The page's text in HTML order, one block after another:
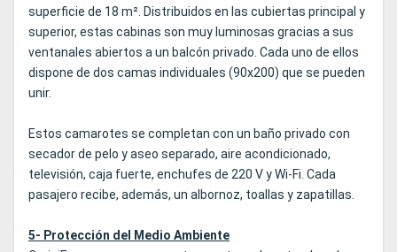
superficie de 18 m². Distribuidos en las cubiertas principal y
superior, estas cabinas son muy luminosas gracias a sus
ventanales abiertos a un balcón privado. Cada uno de ellos
dispone de dos camas individuales (90x200) que se pueden
unir.
Estos camarotes se completan con un baño privado con
secador de pelo y aseo separado, aire acondicionado,
televisión, caja fuerte, enchufes de 220 V y Wi-Fi. Cada
pasajero recibe, además, un albornoz, toallas y zapatillas.
5- Protección del Medio Ambiente